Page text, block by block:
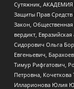
Сутяжник, АКАДЕМИЯ
Защиты Прав
Закон,
вердикт,
Сидорович Ольга
Евгеньевич,
Тимур Рифгатович,
Петровна,
Илларионова Юлия